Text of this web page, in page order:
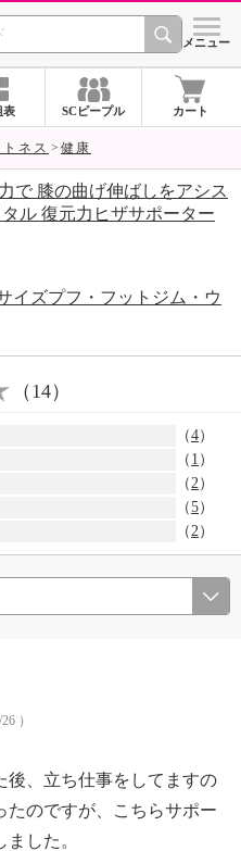
CHANNEL シメニュー
表 SCピープル カート
ネス 健康
で 膝の曲げ伸ばしをアシス
タル 復元力ヒザサポーター
イズプフ・フットジム・ウ
（14）
（4）
（ 1 ）
（2）
（5）
（2）
）
後、立ち仕事をしてますの
たのですが、こちらサポー
した。